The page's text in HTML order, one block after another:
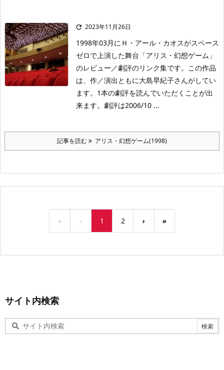
 2023年11月26日
1998年03月にＨ・アール・カオスがスペース
ゼロで上演した舞台「アリス・幻想ゲーム」
のレビュー／劇評のリンク集です。この作品
は、作／演出ともに大島早紀子さんがしてい
ます。1本の劇評を読んでいただくことが出
来ます。劇評は2006/10 ...
記事を読む アリス・幻想ゲーム(1998)
« ‹ 1 2 › »
サイト内検索